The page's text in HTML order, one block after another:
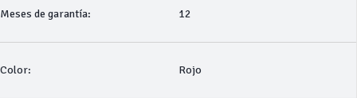
Meses de garantía: 12
Color: Rojo